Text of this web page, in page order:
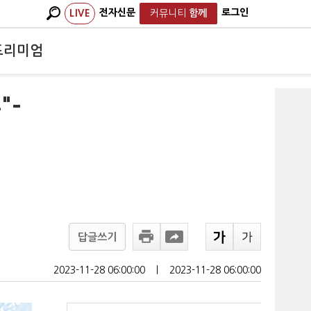
LIVE 전자신문 커뮤니티 함께 로그인
리미엄
답글쓰기
2023-11-28 06:00:00 2023-11-28 06:00:00